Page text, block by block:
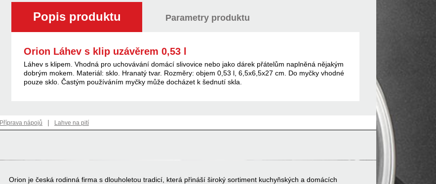
Popis produktu Parametry produktu
Orion Láhev s klip uzávěrem 0,53 l
Láhev s klipem. Vhodná pro uchovávání domácí slivovice nebo jako dárek přátelům naplněná nějakým
dobrým mokem. Materiál: sklo. Hranatý tvar. Rozměry: objem 0,53 l, 6,5x6,5x27 cm. Do myčky vhodné
pouze sklo. Častým používáním myčky může docházet k šednutí skla.
Příprava nápojů | Lahve na pití
Orion je česká rodinná firma s dlouholetou tradicí, která přináší široký sortiment kuchyňských a domácích